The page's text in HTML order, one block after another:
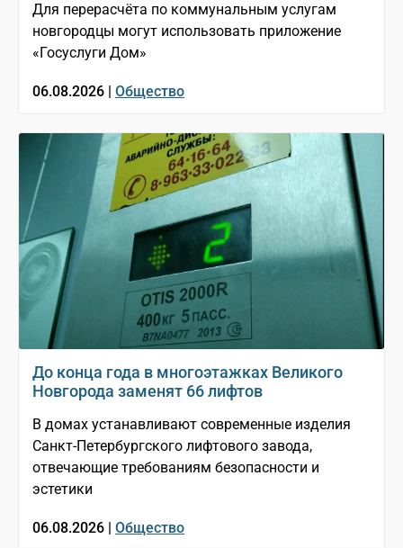
Для перерасчёта по коммунальным услугам
новгородцы могут использовать приложение
«Госуслуги Дом»
06.08.2026 | Общество
До конца года в многоэтажках Великого
Новгорода заменят 66 лифтов
В домах устанавливают современные изделия
Санкт-Петербургского лифтового завода,
отвечающие требованиям безопасности и
эстетики
06.08.2026 | Общество